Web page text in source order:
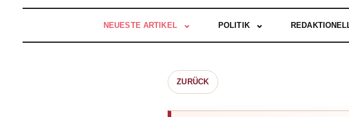
NEUESTE ARTIKEL POLITIK
ZURÜCK